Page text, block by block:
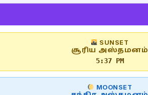
SUNSET
சூரிய அஸ்தமனம்
5:37 PM
MOONSET